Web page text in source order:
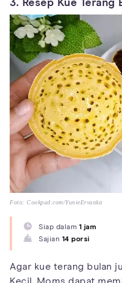
3. Resep Kue Terang
Foto: Cookpad.com/YunieErvanka
Siap dalam 1 jam
Sajian 14 porsi
Agar kue terang bulan